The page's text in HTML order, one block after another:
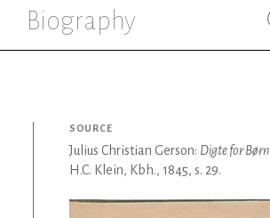
Biography
SOURCE
Julius Christian Gerson: Digte for Børn
H.C. Klein, Kbh., 1845, s. 29.